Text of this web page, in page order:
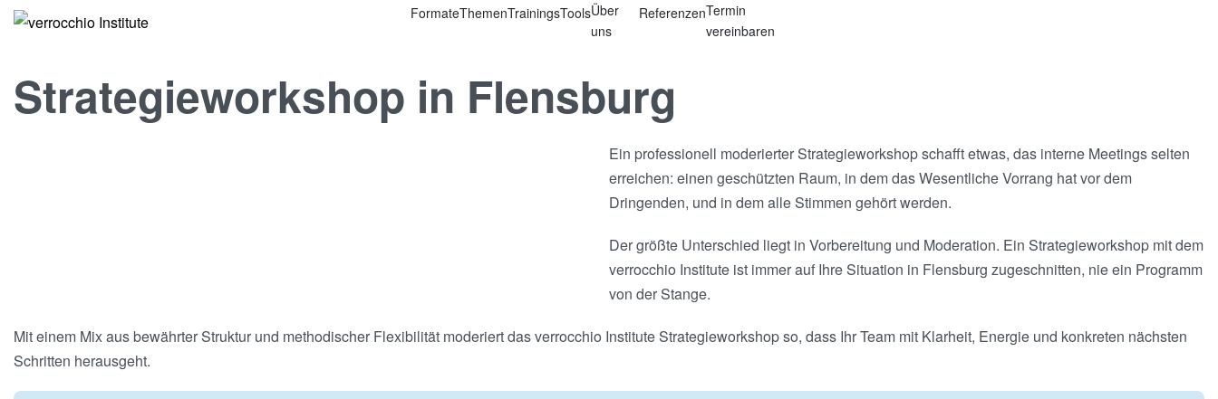
FormateThemenTrainingsToolsÜber
uns
ReferenzenTermin
vereinbaren
Strategieworkshop in Flensburg
Ein professionell moderierter Strategieworkshop schafft etwas, das interne Meetings selten
erreichen: einen geschützten Raum, in dem das Wesentliche Vorrang hat vor dem
Dringenden, und in dem alle Stimmen gehört werden.
Der größte Unterschied liegt in Vorbereitung und Moderation. Ein Strategieworkshop mit dem
verrocchio Institute ist immer auf Ihre Situation in Flensburg zugeschnitten, nie ein Programm
von der Stange.
Mit einem Mix aus bewährter Struktur und methodischer Flexibilität moderiert das verrocchio Institute Strategieworkshop so, dass Ihr Team mit Klarheit, Energie und konkreten nächsten
Schritten herausgeht.